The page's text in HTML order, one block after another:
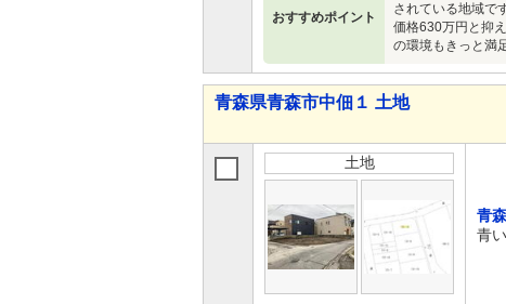
おすすめポイント
されている地域で
価格630万円と抑
の環境もきっと満
青森県青森市中佃１ 土地
土地
青
青